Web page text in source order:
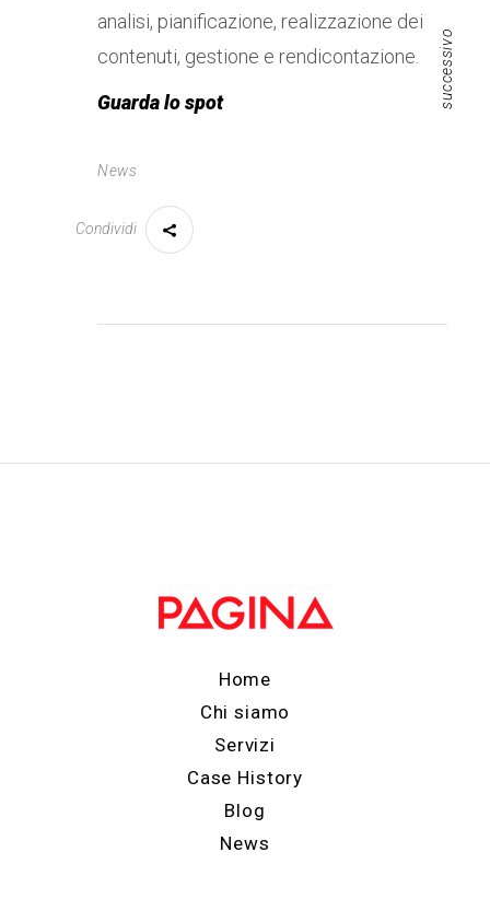
analisi, pianificazione, realizzazione dei
contenuti, gestione e rendicontazione.
Guarda lo spot
News
Condividi
successivo
Home
Chi siamo
Servizi
Case History
Blog
News